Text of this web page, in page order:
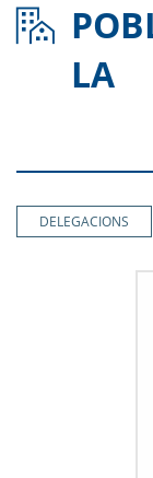
LA
DELEGACIONS